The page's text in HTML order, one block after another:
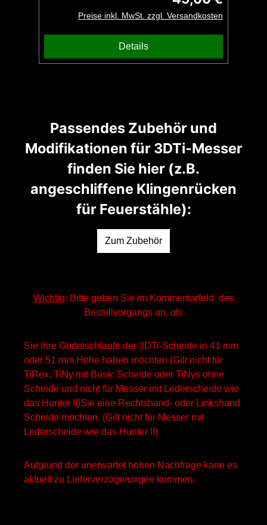
Verwendung am Fangriemen vorgesehen,
egal ob Schlüsselbund, Messer oder
unserem Bartkamm. Die Oberfläche ist
sehr fein strukturiert und kann so nur
durch 3D Druck hergestellt werden. Ein
Preise inkl. MwSt. zzgl. Versandkosten
Details
Passendes Zubehör und
Modifikationen für 3DTi-Messer
finden Sie hier (z.B.
angeschliffene Klingenrücken
für Feuerstähle):
Zum Zubehör
Wichtig: Bitte geben Sie im Kommentarfeld des
Bestellvorgangs an, ob:
Sie Ihre Gürtelschlaufe der 3DTi-Scheide in 41 mm
oder 51 mm Höhe haben möchten (Gilt nicht für
TiRex, TiNy mit Basic Scheide oder TiNys ohne
Scheide und nicht für Messer mit Lederscheide wie
das Hunter II)Sie eine Rechtshand- oder Linkshand
Scheide möchten. (Gilt nicht für Messer mit
Lederscheide wie das Hunter II)
Aufgrund der unerwartet hohen Nachfrage kann es
aktuell zu Lieferverzögerungen kommen.